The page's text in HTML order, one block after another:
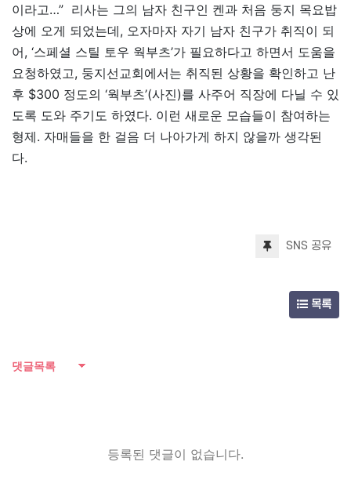
이라고…” 리사는 그의 남자 친구인 켄과 처음 둥지 목요밥
상에 오게 되었는데, 오자마자 자기 남자 친구가 취직이 되
어, ‘스페셜 스틸 토우 웍부츠’가 필요하다고 하면서 도움을
요청하였고, 둥지선교회에서는 취직된 상황을 확인하고 난
후 $300 정도의 ‘웍부츠’(사진)를 사주어 직장에 다닐 수 있
도록 도와 주기도 하였다. 이런 새로운 모습들이 참여하는
형제. 자매들을 한 걸음 더 나아가게 하지 않을까 생각된
다.
SNS 공유
목록
댓글목록
등록된 댓글이 없습니다.